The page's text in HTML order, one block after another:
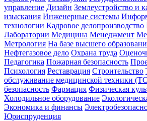
управление Дизайн Землеустройство и
изыскания Инженерные системы
технологии Кадровое делопроизводство
Лаборатории Медицина Менеджмент
Метрология На базе высшего
Нефтегазовое дело Охрана труда
Педагогика Пожарная безопасность
Психология Реставрация Строительство
обслуживание медицинской техники
безопасность Фармация Физическая
Холодильное оборудование
Экономика и финансы
Юриспруденция